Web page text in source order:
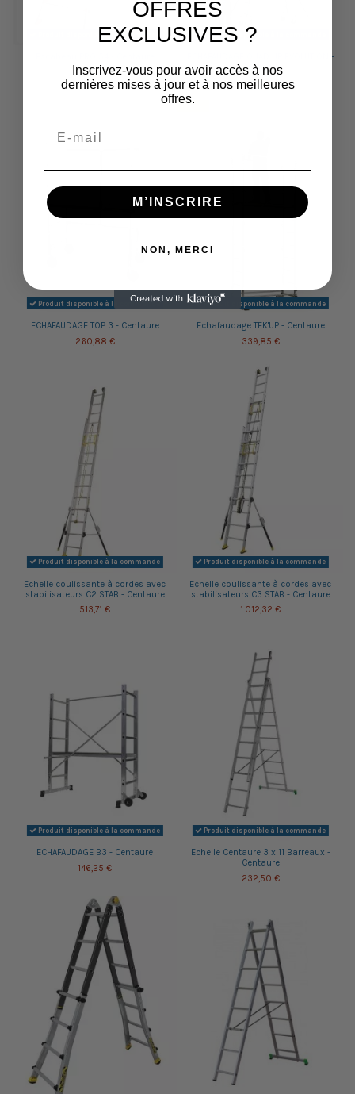
Produit disponible à la commande
83,95 €
Produit disponible à la commande
ECHAFAUDAGE QUAD UP EVOLUTION -
Centaure
451,26 €
Produit disponible à la commande
ECHAFAUDAGE TOP 3 - Centaure
260,88 €
Promo !
Produit disponible à la commande
Echafaudage TEK'UP - Centaure
339,85 €
Produit disponible à la commande
Echelle coulissante à cordes avec
stabilisateurs C2 STAB - Centaure
513,71 €
Produit disponible à la commande
Echelle coulissante à cordes avec
stabilisateurs C3 STAB - Centaure
1 012,32 €
Produit disponible à la commande
ECHAFAUDAGE B3 - Centaure
146,25 €
Produit disponible à la commande
Echelle Centaure 3 x 11 Barreaux -
Centaure
232,50 €
OFFRES
EXCLUSIVES ?
Inscrivez-vous pour avoir accès à nos
dernières mises à jour et à nos meilleures
offres.
M’INSCRIRE
NON, MERCI